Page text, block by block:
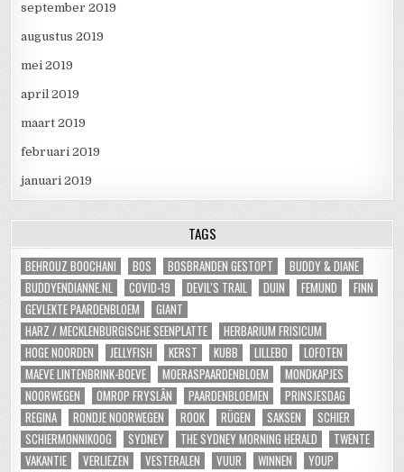
september 2019
augustus 2019
mei 2019
april 2019
maart 2019
februari 2019
januari 2019
TAGS
BEHROUZ BOOCHANI BOS BOSBRANDEN GESTOPT
BUDDY & DIANE
BUDDYENDIANNE.NL
COVID-19 DEVIL'S TRAIL DUIN FEMUND
FINN
GEVLEKTE PAARDENBLOEM
GIANT
HARZ / MECKLENBURGISCHE SEENPLATTE
HERBARIUM FRISICUM
HOGE NOORDEN
JELLYFISH KERST KUBB LILLEBO
LOFOTEN
MAEVE LINTENBRINK-BOEVE
MOERASPAARDENBLOEM
MONDKAPJES
NOORWEGEN
OMROP FRYSLÂN PAARDENBLOEMEN
PRINSJESDAG
REGINA
RONDJE NOORWEGEN ROOK RÜGEN SAKSEN
SCHIER
SCHIERMONNIKOOG
SYDNEY THE SYDNEY MORNING HERALD
TWENTE
VAKANTIE
VERLIEZEN VESTERALEN VUUR WINNEN
YOUP